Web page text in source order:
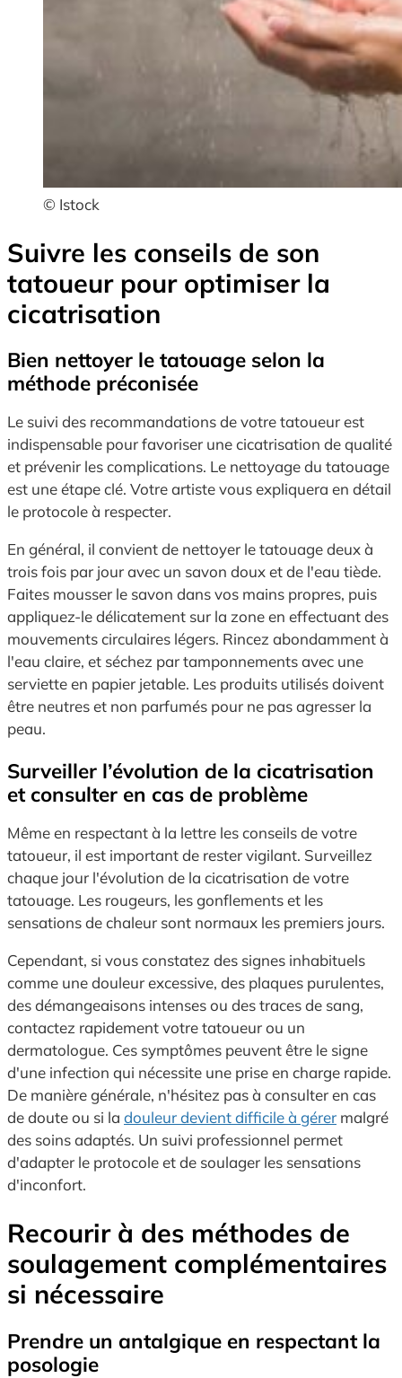
© Istock
Suivre les conseils de son
tatoueur pour optimiser la
cicatrisation
Bien nettoyer le tatouage selon la
méthode préconisée
Le suivi des recommandations de votre tatoueur est
indispensable pour favoriser une cicatrisation de qualité
et prévenir les complications. Le nettoyage du tatouage
est une étape clé. Votre artiste vous expliquera en détail
le protocole à respecter.
En général, il convient de nettoyer le tatouage deux à
trois fois par jour avec un savon doux et de l'eau tiède.
Faites mousser le savon dans vos mains propres, puis
appliquez-le délicatement sur la zone en effectuant des
mouvements circulaires légers. Rincez abondamment à
l'eau claire, et séchez par tamponnements avec une
serviette en papier jetable. Les produits utilisés doivent
être neutres et non parfumés pour ne pas agresser la
peau.
Surveiller l’évolution de la cicatrisation
et consulter en cas de problème
Même en respectant à la lettre les conseils de votre
tatoueur, il est important de rester vigilant. Surveillez
chaque jour l'évolution de la cicatrisation de votre
tatouage. Les rougeurs, les gonflements et les
sensations de chaleur sont normaux les premiers jours.
Cependant, si vous constatez des signes inhabituels
comme une douleur excessive, des plaques purulentes,
des démangeaisons intenses ou des traces de sang,
contactez rapidement votre tatoueur ou un
dermatologue. Ces symptômes peuvent être le signe
d'une infection qui nécessite une prise en charge rapide.
De manière générale, n'hésitez pas à consulter en cas
de doute ou si la douleur devient difficile à gérer malgré
des soins adaptés. Un suivi professionnel permet
d'adapter le protocole et de soulager les sensations
d'inconfort.
Recourir à des méthodes de
soulagement complémentaires
si nécessaire
Prendre un antalgique en respectant la
posologie